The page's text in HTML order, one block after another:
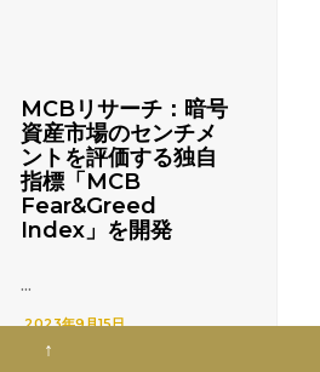
MCBリサーチ：暗号
資産市場のセンチメ
ントを評価する独自
指標「MCB
Fear&Greed
Index」を開発
...
2023年9月15日
↑